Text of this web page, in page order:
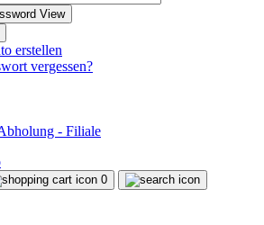
View
erstellen
vergessen?
- Filiale
0